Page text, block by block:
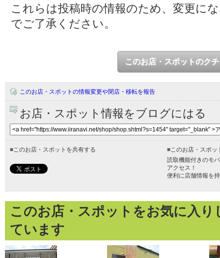
これらは投稿時の情報のため、変更に
でご了承ください。
このお店・スポットのク
このお店・スポットの情報変更や閉店・移転を報告
お店・スポット情報をブログにはる
■このお店・スポットを共有する ■このお店・スポッ
読取機能付きのモ
アクセス！
便利に店舗情報を
このお店・スポットをお気に入
ています